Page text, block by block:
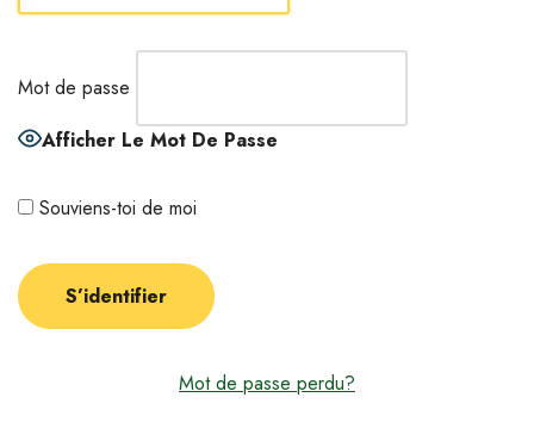
Mot de passe
Afficher Le Mot De Passe
Souviens-toi de moi
Mot de passe perdu?